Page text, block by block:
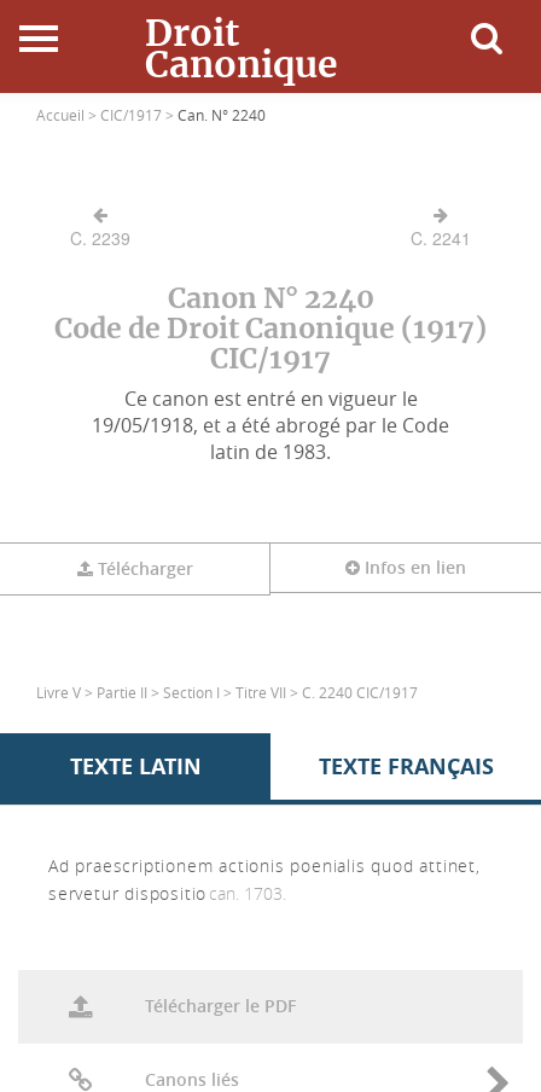
Droit
Canonique
Accueil
Ressources
Accueil > CIC/1917 > Can. N° 2240
C. 2239 C. 2241
Canon N° 2240
Code de Droit Canonique (1917)
CIC/1917
Ce canon est entré en vigueur le
19/05/1918, et a été abrogé par le Code
latin de 1983.
Télécharger Infos en lien
Livre V > Partie II > Section I > Titre VII > C. 2240 CIC/1917
TEXTE LATIN TEXTE FRANÇAIS
Ad praescriptionem actionis poenialis quod attinet,
servetur dispositio can. 1703.
Télécharger le PDF
Canons liés